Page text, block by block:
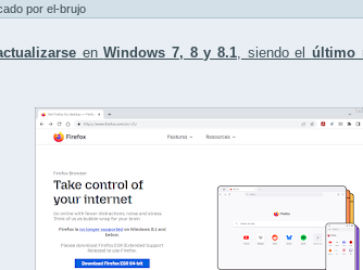
por el-brujo
enWindows 7, 8 y 8.1, siendo el último